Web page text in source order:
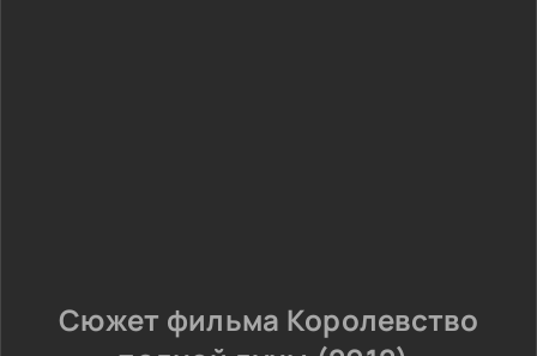
Сюжет фильма Королевство